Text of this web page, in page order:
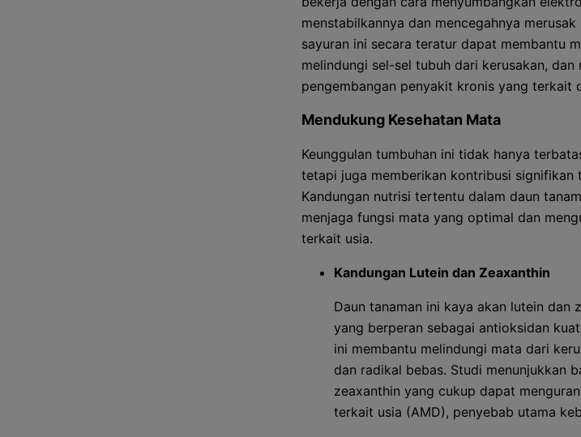
menstabilkannya dan mencegahnya
sayuran ini secara teratur dapat membantu
melindungi sel-sel tubuh dari kerusakan, dan
pengembangan penyakit kronis yang terkait
Mendukung Kesehatan Mata
Keunggulan tumbuhan ini tidak hanya
tetapi juga memberikan kontribusi signifikan
Kandungan nutrisi tertentu dalam daun
menjaga fungsi mata yang optimal dan
terkait usia.
Kandungan Lutein dan Zeaxanthin
Daun tanaman ini kaya akan lutein dan
yang berperan sebagai antioksidan
ini membantu melindungi mata dari
dan radikal bebas. Studi menunjukkan
zeaxanthin yang cukup dapat
terkait usia (AMD), penyebab utama